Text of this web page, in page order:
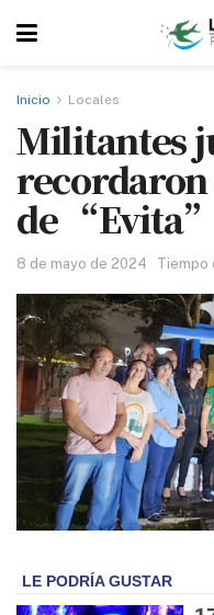
Inicio Locales
Militantes
de “Evita”
8 de mayo de 2024 Tiempo